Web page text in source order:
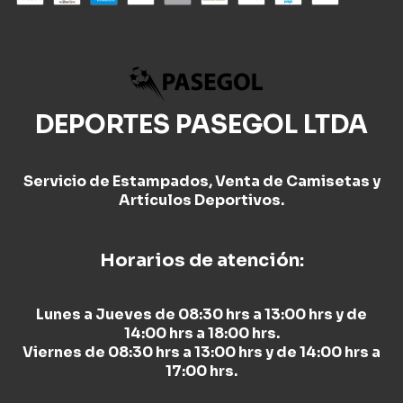
DEPORTES PASEGOL LTDA
Servicio de Estampados, Venta de Camisetas y
Artículos Deportivos.
Horarios de atención:
Lunes a Jueves de 08:30 hrs a 13:00 hrs y de
14:00 hrs a 18:00 hrs.
Viernes de 08:30 hrs a 13:00 hrs y de 14:00 hrs a
17:00 hrs.